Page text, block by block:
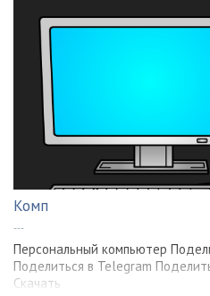
Комп
---
Персональный компьютер
Поделиться в Telegram
Скачать